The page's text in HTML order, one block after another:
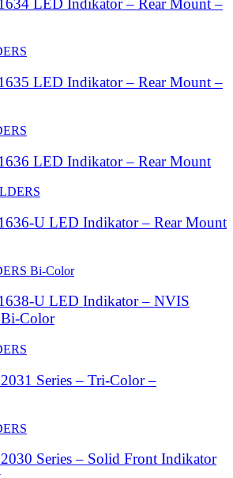
LED Indikator – Rear Mount –
LED Indikator – Rear Mount
U LED Indikator – Rear Mount
U LED Indikator – NVIS
Color
Series – Tri-Color –
Series – Solid Front Indikator